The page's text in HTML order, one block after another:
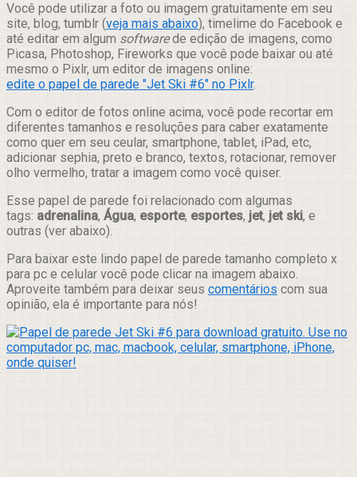
Você pode utilizar a foto ou imagem gratuitamente em seu
site, blog, tumblr (veja mais abaixo), timelime do Facebook e
até editar em algum softwarede edição de imagens, como
Picasa, Photoshop, Fireworks que você pode baixar ou até
mesmo o Pixlr, um editor de imagens online:
edite o papel de parede "Jet Ski #6" no Pixlr.
Com o editor de fotos online acima, você pode recortar em
diferentes tamanhos e resoluções para caber exatamente
como quer em seu ceular, smartphone, tablet, iPad, etc,
adicionar sephia, preto e branco, textos, rotacionar, remover
olho vermelho, tratar a imagem como você quiser.
Esse papel de parede foi relacionado com algumas
tags: adrenalina, Água, esporte, esportes, jet, jet ski, e
outras (ver abaixo).
Para baixar este lindo papel de parede tamanho completo x
para pc e celular você pode clicar na imagem abaixo.
Aproveite também para deixar seus comentários com sua
opinião, ela é importante para nós!